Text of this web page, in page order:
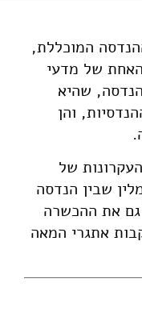
המוכללת,
של מדעי
שהיא
והן
של
שבין הנדסה
גם את ההכשרה
אתגרי המאה